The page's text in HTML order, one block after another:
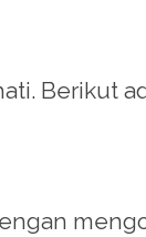
Berikut